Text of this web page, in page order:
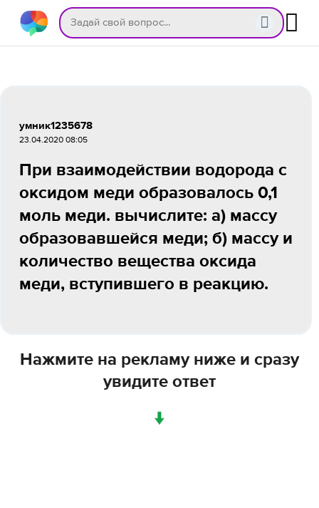
умник1235678
23.04.2020 08:05
При взаимодействии водорода с
оксидом меди образовалось 0,1
моль меди. вычислите: а) массу
образовавшейся меди; б) массу и
количество вещества оксида
меди, вступившего в реакцию.
Нажмите на рекламу ниже и сразу
увидите ответ
↓